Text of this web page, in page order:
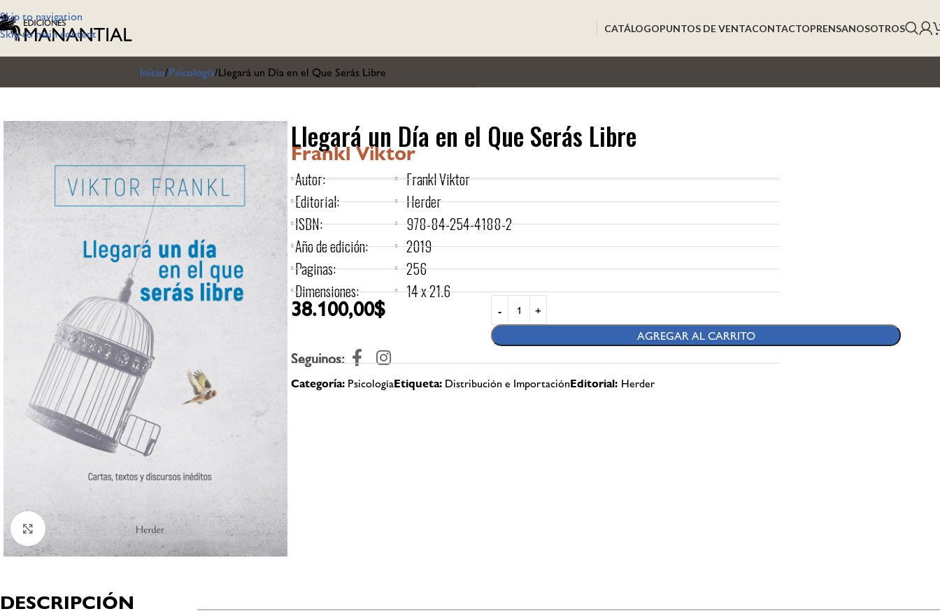
Skip to navigation
Skip to main content
CATÁLOGOPUNTOS DE VENTACONTACTOPRENSANOSOTROS
Inicio Psicología Llegará un Día en el Que Serás Libre
Click to enlarge
Llegará un Día en el Que Serás Libre
Frankl Viktor
Autor:
Editorial:
ISBN:
Año de edición:
Paginas:
Dimensiones:
Frankl Viktor
Herder
978-84-254-4188-2
2019
256
14 x 21.6
38.100,00$
AGREGAR AL CARRITO
Seguinos:
Categoría: PsicologíaEtiqueta: Distribución e ImportaciónEditorial: Herder
DESCRIPCIÓN